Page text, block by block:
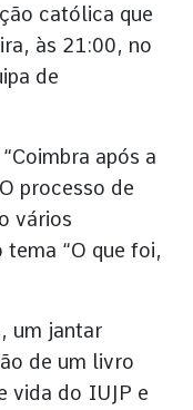
católica que
às 21:00, no
de
após a
processo de
vários
“O que foi,
um jantar
de um livro
vida do IUJP e